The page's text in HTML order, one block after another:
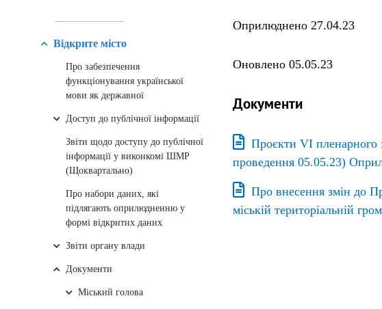
Відкрите місто
Про забезпечення
функціонування української
мови як державної
Доступ до публічної інформації
Звіти щодо доступу до публічної
інформації у виконкомі ШМР
(Щоквартально)
Про набори даних, які
підлягають оприлюдненню у
формі відкритих даних
Звіти органу влади
Документи
Міський голова
Оприлюднено 27.04.23
Оновлено 05.05.23
Документи
Проєкти VI пленарного
проведення 05.05.23)
Про внесення змін до
міській територіальній